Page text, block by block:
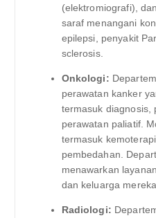
(elektromiografi),
saraf menangani
epilepsi, penyakit
sclerosis.
Onkologi:
perawatan kanker
termasuk diagnosis,
perawatan paliatif.
termasuk
pembedahan.
menawarkan
dan keluarga mereka.
Radiologi: